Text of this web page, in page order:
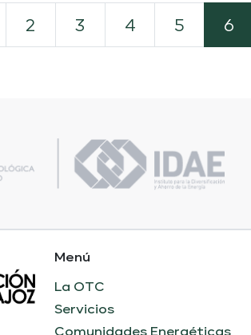
2 3 4 5 6
Menú
La OTC
Servicios
Comunidades Energéticas